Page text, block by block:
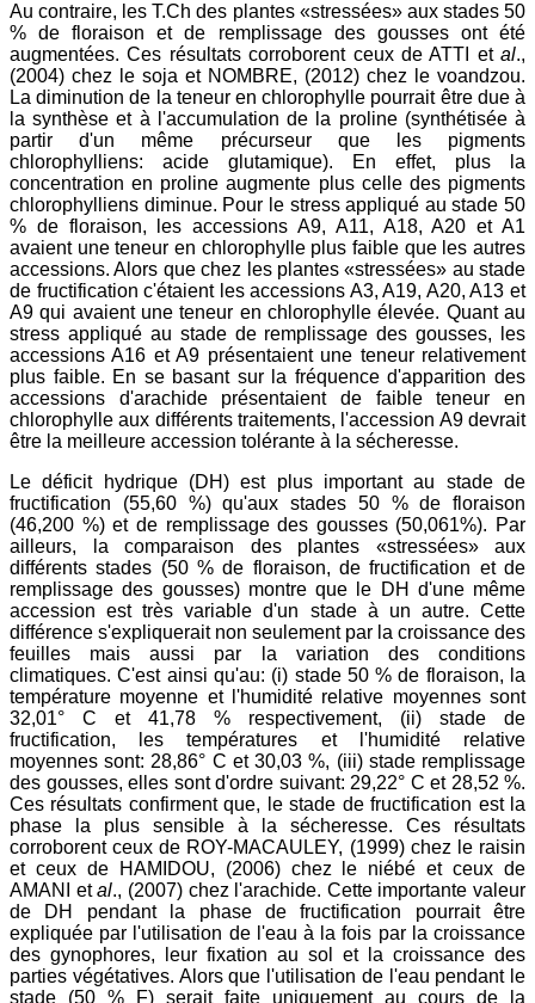
Au contraire, les T.Ch des plantes «stressées» aux stades 50
% de floraison et de remplissage des gousses ont été
augmentées. Ces résultats corroborent ceux de ATTI et al.,
(2004) chez le soja et NOMBRE, (2012) chez le voandzou.
La diminution de la teneur en chlorophylle pourrait être due à
la synthèse et à l'accumulation de la proline (synthétisée à
partir d'un même précurseur que les pigments
chlorophylliens: acide glutamique). En effet, plus la
concentration en proline augmente plus celle des pigments
chlorophylliens diminue. Pour le stress appliqué au stade 50
% de floraison, les accessions A9, A11, A18, A20 et A1
avaient une teneur en chlorophylle plus faible que les autres
accessions. Alors que chez les plantes «stressées» au stade
de fructification c'étaient les accessions A3, A19, A20, A13 et
A9 qui avaient une teneur en chlorophylle élevée. Quant au
stress appliqué au stade de remplissage des gousses, les
accessions A16 et A9 présentaient une teneur relativement
plus faible. En se basant sur la fréquence d'apparition des
accessions d'arachide présentaient de faible teneur en
chlorophylle aux différents traitements, l'accession A9 devrait
être la meilleure accession tolérante à la sécheresse.
Le déficit hydrique (DH) est plus important au stade de
fructification (55,60 %) qu'aux stades 50 % de floraison
(46,200 %) et de remplissage des gousses (50,061%). Par
ailleurs, la comparaison des plantes «stressées» aux
différents stades (50 % de floraison, de fructification et de
remplissage des gousses) montre que le DH d'une même
accession est très variable d'un stade à un autre. Cette
différence s'expliquerait non seulement par la croissance des
feuilles mais aussi par la variation des conditions
climatiques. C'est ainsi qu'au: (i) stade 50 % de floraison, la
température moyenne et l'humidité relative moyennes sont
32,01° C et 41,78 % respectivement, (ii) stade de
fructification, les températures et l'humidité relative
moyennes sont: 28,86° C et 30,03 %, (iii) stade remplissage
des gousses, elles sont d'ordre suivant: 29,22° C et 28,52 %.
Ces résultats confirment que, le stade de fructification est la
phase la plus sensible à la sécheresse. Ces résultats
corroborent ceux de ROY-MACAULEY, (1999) chez le raisin
et ceux de HAMIDOU, (2006) chez le niébé et ceux de
AMANI etal., (2007) chez l'arachide. Cette importante valeur
de DH pendant la phase de fructification pourrait être
expliquée par l'utilisation de l'eau à la fois par la croissance
des gynophores, leur fixation au sol et la croissance des
parties végétatives. Alors que l'utilisation de l'eau pendant le
stade (50 % F) serait faite uniquement au cours de la